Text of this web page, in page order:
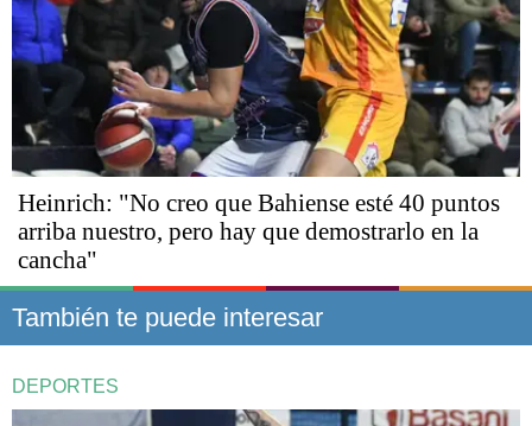
Heinrich: "No creo que Bahiense esté 40 puntos
arriba nuestro, pero hay que demostrarlo en la
cancha"
También te puede interesar
DEPORTES